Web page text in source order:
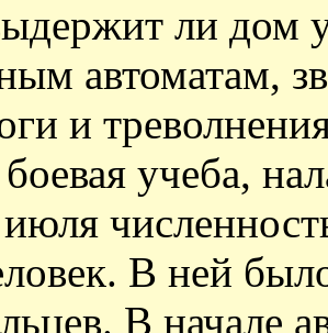
ли дом
автоматам,
и
учеба,
В ней
В начале